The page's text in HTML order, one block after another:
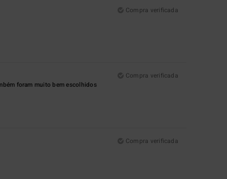
Compra verificada
Compra verificada
foram muito bem escolhidos
Compra verificada